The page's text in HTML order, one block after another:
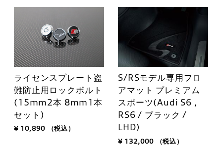
ライセンスプレート盗
難防止用ロックボルト
(15mm2本 8mm1本
セット)
¥ 10,890 （税込）
S/RSモデル専用フロ
アマット プレミアム
スポーツ(Audi S6 ,
RS6 / ブラック /
LHD)
¥ 132,000 （税込）